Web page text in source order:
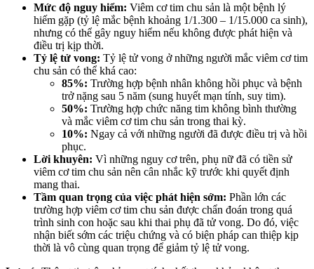
Mức độ nguy hiểm: Viêm cơ tim chu sản là một bệnh lý
hiếm gặp (tỷ lệ mắc bệnh khoảng 1/1.300 – 1/15.000 ca sinh),
nhưng có thể gây nguy hiểm nếu không được phát hiện và
điều trị kịp thời.
Tỷ lệ tử vong: Tỷ lệ tử vong ở những người mắc viêm cơ tim
chu sản có thể khá cao:
85%: Trường hợp bệnh nhân không hồi phục và bệnh
trở nặng sau 5 năm (sung huyết mạn tính, suy tim).
50%: Trường hợp chức năng tim không bình thường
và mắc viêm cơ tim chu sản trong thai kỳ.
10%: Ngay cả với những người đã được điều trị và hồi
phục.
Lời khuyên: Vì những nguy cơ trên, phụ nữ đã có tiền sử
viêm cơ tim chu sản nên cân nhắc kỹ trước khi quyết định
mang thai.
Tầm quan trọng của việc phát hiện sớm: Phần lớn các
trường hợp viêm cơ tim chu sản được chẩn đoán trong quá
trình sinh con hoặc sau khi thai phụ đã tử vong. Do đó, việc
nhận biết sớm các triệu chứng và có biện pháp can thiệp kịp
thời là vô cùng quan trọng để giảm tỷ lệ tử vong.